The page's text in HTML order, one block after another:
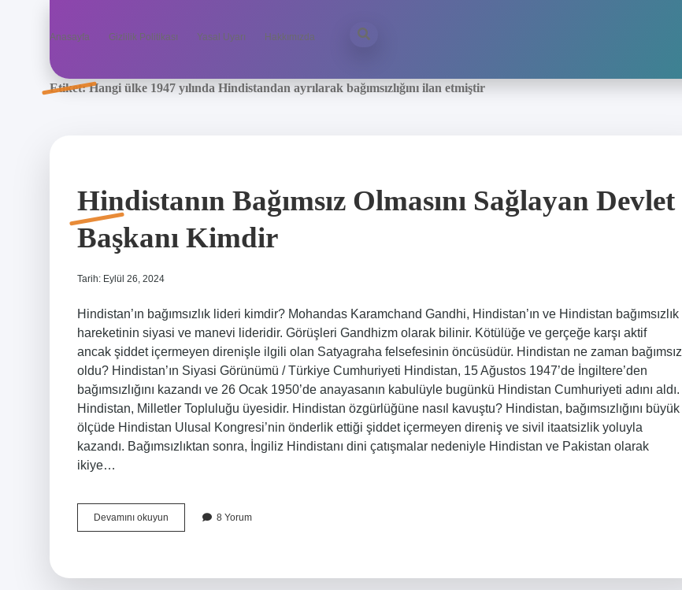
Anasayfa Gizlilik Politikası Yasal Uyarı Hakkımızda
Etiket:Hangi ülke 1947 yılında Hindistandan ayrılarak bağımsızlığını ilan etmiştir
Hindistanın Bağımsız Olmasını Sağlayan Devlet
Başkanı Kimdir
Tarih: Eylül 26, 2024
Hindistan’ın bağımsızlık lideri kimdir? Mohandas Karamchand Gandhi, Hindistan’ın ve Hindistan bağımsızlık
hareketinin siyasi ve manevi lideridir. Görüşleri Gandhizm olarak bilinir. Kötülüğe ve gerçeğe karşı aktif
ancak şiddet içermeyen direnişle ilgili olan Satyagraha felsefesinin öncüsüdür. Hindistan ne zaman bağımsız
oldu? Hindistan’ın Siyasi Görünümü / Türkiye Cumhuriyeti Hindistan, 15 Ağustos 1947’de İngiltere’den
bağımsızlığını kazandı ve 26 Ocak 1950’de anayasanın kabulüyle bugünkü Hindistan Cumhuriyeti adını aldı.
Hindistan, Milletler Topluluğu üyesidir. Hindistan özgürlüğüne nasıl kavuştu? Hindistan, bağımsızlığını büyük
ölçüde Hindistan Ulusal Kongresi’nin önderlik ettiği şiddet içermeyen direniş ve sivil itaatsizlik yoluyla
kazandı. Bağımsızlıktan sonra, İngiliz Hindistanı dini çatışmalar nedeniyle Hindistan ve Pakistan olarak
ikiye…
Devamını okuyun Hindistanın
Bağımsız
8 Yorum